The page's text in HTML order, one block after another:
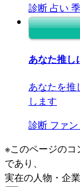
診断 占い
あなた推し
あなたを推
します
診断 ファン
※このページの
であり、
実在の人物・企